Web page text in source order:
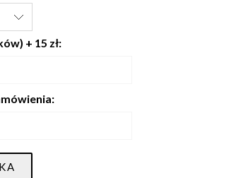
+ 15 zł: